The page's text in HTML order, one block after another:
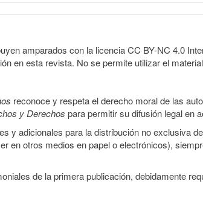
amparados con la licencia CC BY-NC 4.0
en esta revista. No se permite utilizar el
reconoce y respeta el derecho moral de las
y Derechos para permitir su difusión legal en
y adicionales para la distribución no exclusiva
en otros medios en papel o electrónicos),
de la primera publicación, debidamente